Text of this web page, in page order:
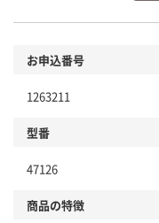
商品
本体
仕組
お申込番号
1263211
型番
47126
商品の特徴